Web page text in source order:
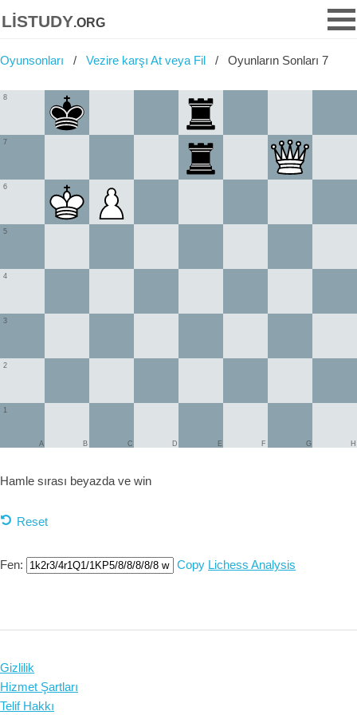
listudy.org
Oyunsonları Vezire karşı At veya Fil Oyunların Sonları 7
1
2
3
4
5
6
7
8
A B C D E F G H
Hamle sırası beyazda ve win
Reset
Fen: Copy Lichess Analysis
Gizlilik
Hizmet Şartları
Telif Hakkı